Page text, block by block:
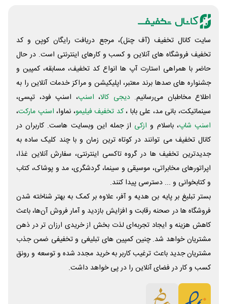
سایت کانال تخفیف (آف چنل)، مرجع دریافت رایگان کوپن و کد
تخفیف فروشگاه های آنلاین و کسب و‌ کارهای اینترنتی است. در حال
حاضر با همراهی استارت آپ ها انواع کد تخفیف، مسابقه، کمپین و
جشنواره های صدها برند معتبر، اپلیکیشن و مراکز خدمات آنلاین را به
اطلاع مخاطبان می‌رسانیم. دیجی کالا، اسنپ، اسنپ فود، تپسی،
سینماتیکت، بانی مد، علی‌ بابا ،کد تخفیف فیلیمو، نماوا، اسنپ مارکت،
اسنپ شاپ، باسلام و ازکی از جمله این وبسایت ‌هاست. کاربران در
کانال تخفیف می توانند در کوتاه ترین زمان و با چند کلیک ساده به
جدیدترین تخفیف ها در گروه تاکسی اینترنتی، سفارش آنلاین غذا،
اپراتورهای مخابراتی، موسیقی و سینما، گردشگری، مد و پوشاک، کتاب
و کتابخوانی و ... دسترسی پیدا کنند.
بستر تبلیغ بر پایه بن هدیه و آفر، علاوه بر کمک به بهتر شناخته شدن
فروشگاه ها در صحنه رقابت و افزایش بازدید و آمار فروش آن‌ها، باعث
کاهش هزینه و ایجاد تجربه‌ای لذت بخش از خریدی ارزان تر در ذهن
مشتریان خواهد شد. چنین کمپین های تبلیغی و تخفیفی ضمن جذب
مشتریان جدید باعث ترغیب کاربر به خرید مجدد شده و توسعه و رونق
کسب و کار در فضای آنلاین را در پی خواهد داشت.